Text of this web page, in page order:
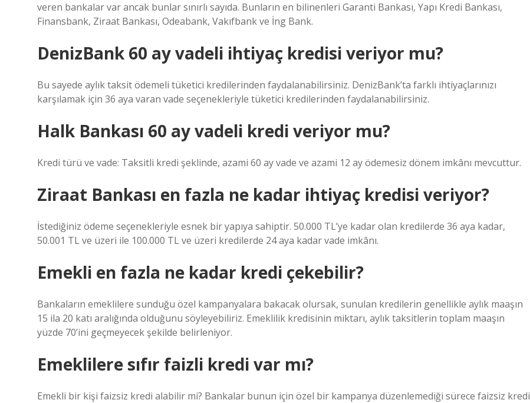
veren bankalar var ancak bunlar sınırlı sayıda. Bunların en bilinenleri Garanti Bankası, Yapı Kredi Bankası,
Finansbank, Ziraat Bankası, Odeabank, Vakıfbank ve İng Bank.
DenizBank 60 ay vadeli ihtiyaç kredisi veriyor mu?
Bu sayede aylık taksit ödemeli tüketici kredilerinden faydalanabilirsiniz. DenizBank’ta farklı ihtiyaçlarınızı
karşılamak için 36 aya varan vade seçenekleriyle tüketici kredilerinden faydalanabilirsiniz.
Halk Bankası 60 ay vadeli kredi veriyor mu?
Kredi türü ve vade: Taksitli kredi şeklinde, azami 60 ay vade ve azami 12 ay ödemesiz dönem imkânı mevcuttur.
Ziraat Bankası en fazla ne kadar ihtiyaç kredisi veriyor?
İstediğiniz ödeme seçenekleriyle esnek bir yapıya sahiptir. 50.000 TL’ye kadar olan kredilerde 36 aya kadar,
50.001 TL ve üzeri ile 100.000 TL ve üzeri kredilerde 24 aya kadar vade imkânı.
Emekli en fazla ne kadar kredi çekebilir?
Bankaların emeklilere sunduğu özel kampanyalara bakacak olursak, sunulan kredilerin genellikle aylık maaşın
15 ila 20 katı aralığında olduğunu söyleyebiliriz. Emeklilik kredisinin miktarı, aylık taksitlerin toplam maaşın
yüzde 70’ini geçmeyecek şekilde belirleniyor.
Emeklilere sıfır faizli kredi var mı?
Emekli bir kişi faizsiz kredi alabilir mi? Bankalar bunun için özel bir kampanya düzenlemediği sürece faizsiz kredi